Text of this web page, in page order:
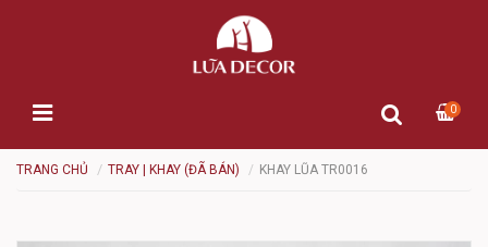
0
TRANG CHỦ TRAY | KHAY (ĐÃ BÁN) KHAY LŨA TR0016